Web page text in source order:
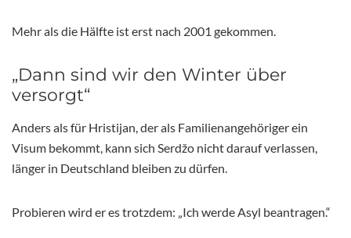
Mehr als die Hälfte ist erst nach 2001 gekommen.
„Dann sind wir den Winter über
versorgt“
Anders als für Hristijan, der als Familienangehöriger ein
Visum bekommt, kann sich Serdžo nicht darauf verlassen,
länger in Deutschland bleiben zu dürfen.
Probieren wird er es trotzdem: „Ich werde Asyl beantragen.“